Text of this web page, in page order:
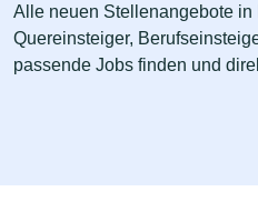
Alle neuen Stellenangebote in
Quereinsteiger,
passende Jobs finden und